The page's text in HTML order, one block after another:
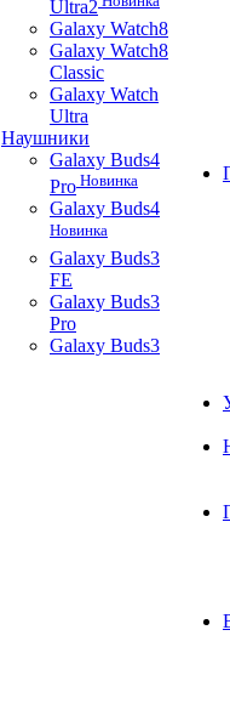
Ultra2
Galaxy Watch8
Galaxy Watch8
Classic
Galaxy Watch
Ultra
Наушники
Galaxy Buds4
Pro Новинка
Galaxy Buds4
Новинка
Galaxy Buds3
FE
Galaxy Buds3
Pro
Galaxy Buds3